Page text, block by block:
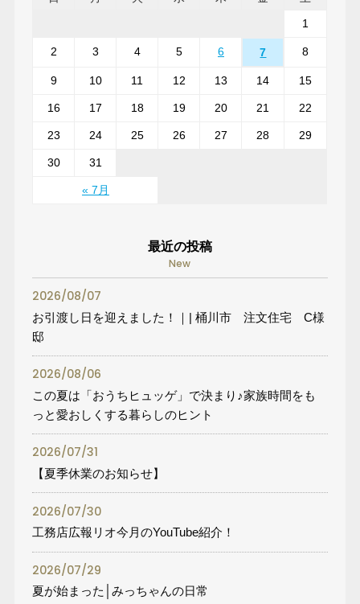
« 7月
1
2 3 4 5 6 7 8
9 10 11 12 13 14 15
16 17 18 19 20 21 22
23 24 25 26 27 28 29
30 31
最近の投稿
New
2026/08/07
お引渡し日を迎えました！｜| 桶川市 注文住宅 C様
邸
2026/08/06
この夏は「おうちヒュッゲ」で決まり♪家族時間をも
っと愛おしくする暮らしのヒント
2026/07/31
【夏季休業のお知らせ】
2026/07/30
工務店広報リオ今月のYouTube紹介！
2026/07/29
夏が始まった│みっちゃんの日常